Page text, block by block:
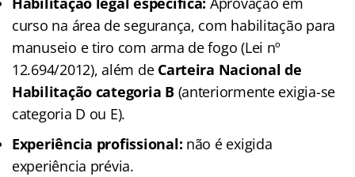
curso na área de segurança, com habilitação para
manuseio e tiro com arma de fogo (Lei nº
12.694/2012), além de Carteira Nacional de
Habilitação categoria B(anteriormente exigia-se
categoria D ou E).
Experiência profissional: não é exigida
experiência prévia.